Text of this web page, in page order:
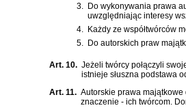
3.
Do wykonywania prawa
uwzględniając interesy
4.
Każdy ze współtwórców
5.
Do autorskich praw
Art. 10. Jeżeli twórcy połączyli
istnieje słuszna podstawa
Art. 11. Autorskie prawa
znaczenie - ich twórcom.